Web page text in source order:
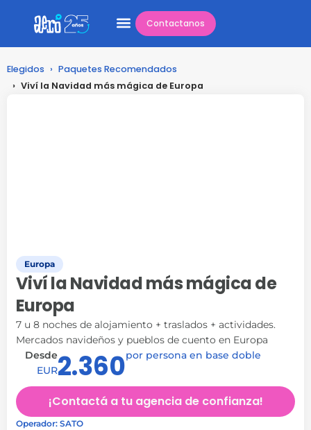
Contactanos
Elegidos › Paquetes Recomendados
› Viví la Navidad más mágica de Europa
Europa
Viví la Navidad más mágica de
Europa
7 u 8 noches de alojamiento + traslados + actividades.
Mercados navideños y pueblos de cuento en Europa
Desde
EUR2.360por persona en base doble
¡Contactá a tu agencia de confianza!
Operador: SATO